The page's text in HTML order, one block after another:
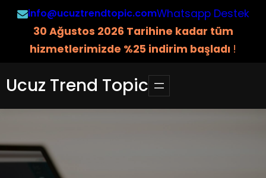
İçeriğeinfo@ucuztrendtopic.comWhatsapp Destek
30 Ağustos 2026 Tarihine kadar tüm
hizmetlerimizde %25 indirim başladı !
Ucuz Trend Topic